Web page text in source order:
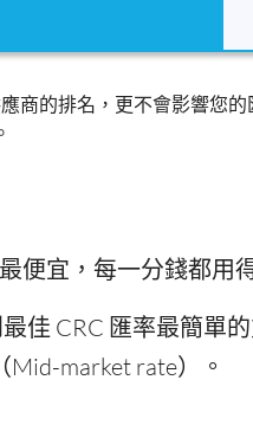
商的排名，更不會影響您
便宜，每一分錢都用
佳 CRC 匯率最簡單
Mid-market rate）。